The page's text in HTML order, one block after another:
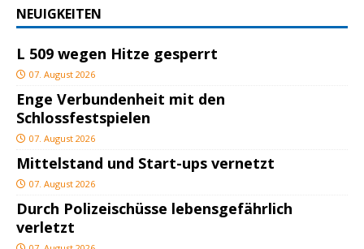
NEUIGKEITEN
L 509 wegen Hitze gesperrt
07. August 2026
Enge Verbundenheit mit den
Schlossfestspielen
07. August 2026
Mittelstand und Start-ups vernetzt
07. August 2026
Durch Polizeischüsse lebensgefährlich
verletzt